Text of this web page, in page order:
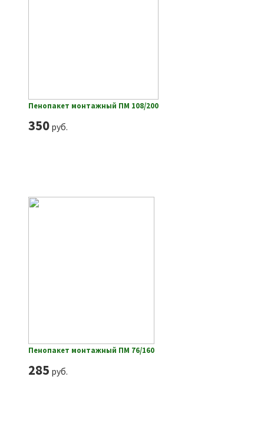
Пенопакет монтажный ПМ 108/200
350руб.
Пенопакет монтажный ПМ 76/160
285 руб.